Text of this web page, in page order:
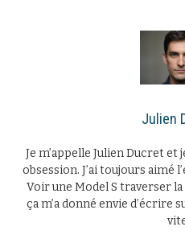
Julien
Je m’appelle Julien Ducret et
obsession. J’ai toujours aimé
Voir une Model S traverser
ça m’a donné envie